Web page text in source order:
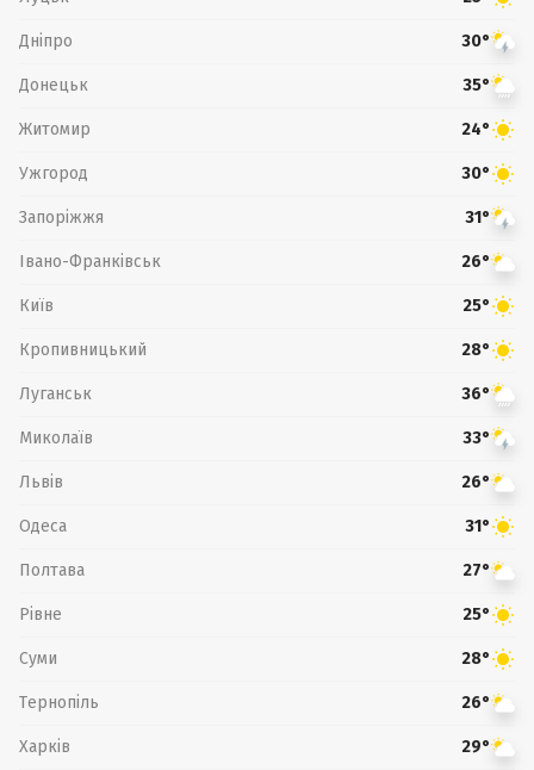
Дніпро 30°
Донецьк 35°
Житомир 24°
Ужгород 30°
Запоріжжя 31°
Івано-Франківськ 26°
Київ 25°
Кропивницький 28°
Луганськ 36°
Миколаїв 33°
Львів 26°
Одеса 31°
Полтава 27°
Рівне 25°
Суми 28°
Тернопіль 26°
Харків 29°